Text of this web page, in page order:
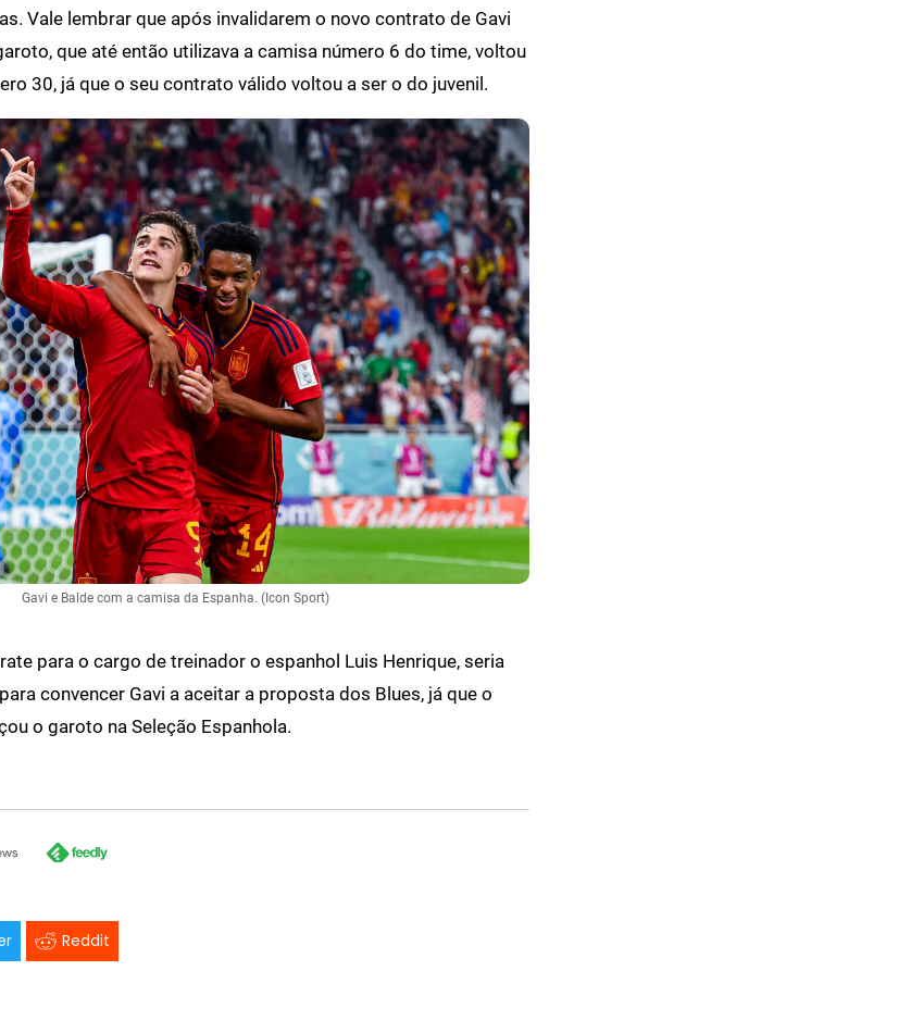
Vale lembrar que após invalidarem o novo contrato de Gavi
que até então utilizava a camisa número 6 do time, voltou
30, já que o seu contrato válido voltou a ser o do juvenil.
Gavi e Balde com a camisa da Espanha. (Icon Sport)
para o cargo de treinador o espanhol Luis Henrique, seria
convencer Gavi a aceitar a proposta dos Blues, já que o
o garoto na Seleção Espanhola.
Reddit